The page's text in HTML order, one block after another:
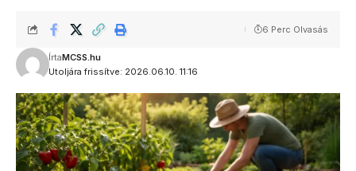
Utoljára frissítve: 2026.06.10. 11:16
ÍrtaMCSS.hu
6 Perc Olvasás